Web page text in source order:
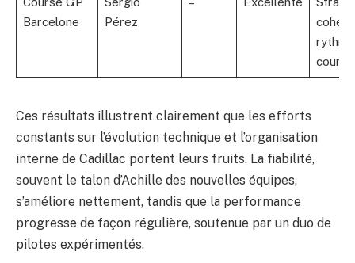
Barcelone
Pérez
Ces résultats illustrent clairement que les efforts
constants sur l’évolution technique et l’organisation
interne de Cadillac portent leurs fruits. La fiabilité,
souvent le talon d’Achille des nouvelles équipes,
s’améliore nettement, tandis que la performance
progresse de façon régulière, soutenue par un duo de
pilotes expérimentés.